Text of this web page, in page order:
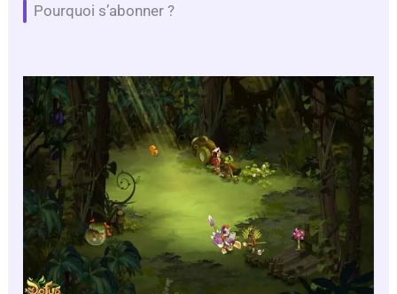
Pourquoi s’abonner ?